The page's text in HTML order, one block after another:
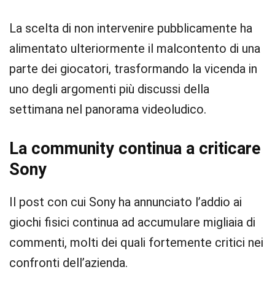
La scelta di non intervenire pubblicamente ha
alimentato ulteriormente il malcontento di una
parte dei giocatori, trasformando la vicenda in
uno degli argomenti più discussi della
settimana nel panorama videoludico.
La community continua a criticare
Sony
Il post con cui Sony ha annunciato l’addio ai
giochi fisici continua ad accumulare migliaia di
commenti, molti dei quali fortemente critici nei
confronti dell’azienda.